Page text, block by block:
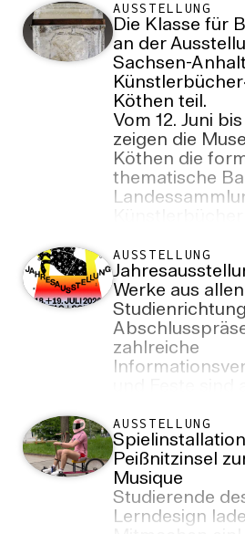
Ansätze zu
Erinnerung
und beleuchtet
anhaltende
Quiltens als
auch
Raum 103/104,
AUSSTELLUNG
Die Klasse für
an der
Sachsen-
Köthen teil.
Vom 12. Juni
zeigen die
Köthen die
thematische
werden auch
Lehrenden,
und
Giebichenstein
sein.
AUSSTELLUNG
Werke aus allen
zahlreiche
18. und 19. Juli
AUSSTELLUNG
Peißnitzinsel
Musique
Studierende
Lerndesign